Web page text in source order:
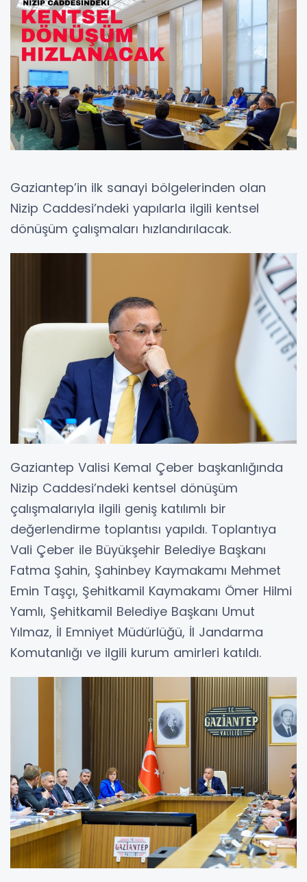
Gaziantep’in ilk sanayi bölgelerinden olan
Nizip Caddesi’ndeki yapılarla ilgili kentsel
dönüşüm çalışmaları hızlandırılacak.
Gaziantep Valisi Kemal Çeber başkanlığında
Nizip Caddesi’ndeki kentsel dönüşüm
çalışmalarıyla ilgili geniş katılımlı bir
değerlendirme toplantısı yapıldı. Toplantıya
Vali Çeber ile Büyükşehir Belediye Başkanı
Fatma Şahin, Şahinbey Kaymakamı Mehmet
Emin Taşçı, Şehitkamil Kaymakamı Ömer Hilmi
Yamlı, Şehitkamil Belediye Başkanı Umut
Yılmaz, İl Emniyet Müdürlüğü, İl Jandarma
Komutanlığı ve ilgili kurum amirleri katıldı.